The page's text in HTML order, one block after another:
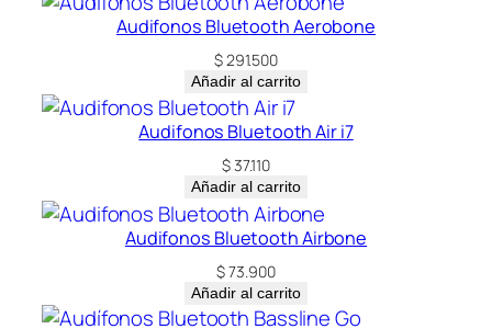
Audifonos Bluetooth Aerobone
$291.500
Añadir al carrito
Audifonos Bluetooth Air i7
$37.110
Añadir al carrito
Audifonos Bluetooth Airbone
$73.900
Añadir al carrito